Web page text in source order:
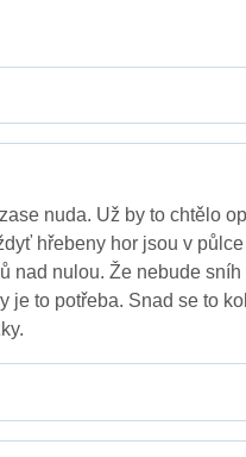
nuda. Už by to chtělo
hřebeny hor jsou v
nad nulou. Že nebude
je to potřeba. Snad se to